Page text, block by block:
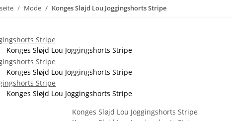
Mode Konges Sløjd Lou Joggingshorts Stripe
Konges Sløjd Lou Joggingshorts Stripe
Konges Sløjd Lou Joggingshorts Stripe
Konges Sløjd Lou Joggingshorts Stripe